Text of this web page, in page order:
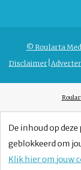
© Roularta
Disclaimer
De inhoud op
geblokkeerd om
Klik hier om jouw